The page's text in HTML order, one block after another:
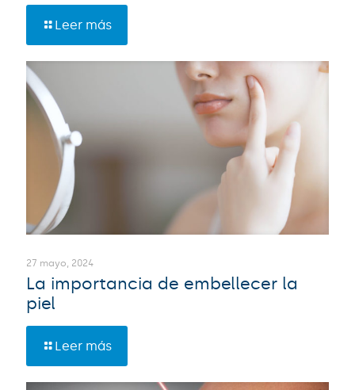
Leer más
27 mayo, 2024
La importancia de embellecer la
piel
Leer más